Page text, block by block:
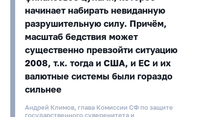
начинает набирать невиданную
разрушительную силу. Причём,
масштаб бедствия может
существенно превзойти ситуацию
2008, т.к. тогда и США, и ЕС и их
валютные системы были гораздо
сильнее
Андрей Климов, глава Комиссии СФ по защите
государственного суверенитета и